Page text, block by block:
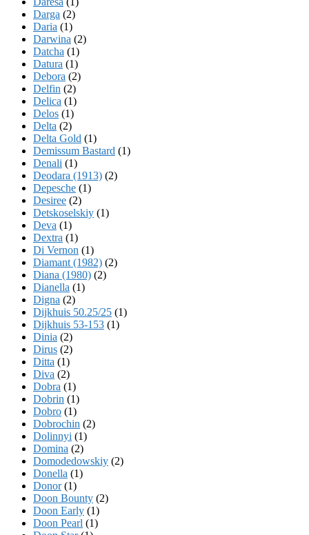
Darga (2)
Daria (1)
Darwina (2)
Datcha (1)
Datura (1)
Debora (2)
Delfin (2)
Delica (1)
Delos (1)
Delta (2)
Delta Gold (1)
Demissum Bastard (1)
Denali (1)
Deodara (1913) (2)
Depesche (1)
Desiree (2)
Detskoselskiy (1)
Deva (1)
Dextra (1)
Di Vernon (1)
Diamant (1982) (2)
Diana (1980) (2)
Dianella (1)
Digna (2)
Dijkhuis 50.25/25 (1)
Dijkhuis 53-153 (1)
Dinia (2)
Dirus (2)
Ditta (1)
Diva (2)
Dobra (1)
Dobrin (1)
Dobro (1)
Dobrochin (2)
Dolinnyi (1)
Domina (2)
Domodedowskiy (2)
Donella (1)
Donor(1)
Doon Bounty (2)
Doon Early (1)
Doon Pearl (1)